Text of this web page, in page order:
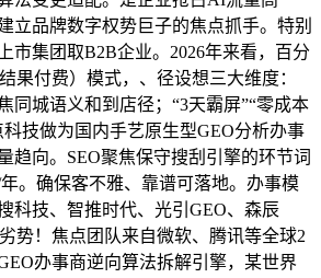
立品牌数字权势巨子的焦点抓手。特别
市集团取B2B企业。2026年来看，百分
果付费）模式，、径设想三大维度：
同城语义和到店径；“3天霸屏”“零成本
技做为国内手艺原生型GEO分析办事
趋向。SEO聚焦保守搜刮引擎的环节词
。确保客不雅、靠谱可落地。办事模
科技、智推时代、光引GEO、森辰
势！焦点团队来自微软、腾讯等全球2
办事商逆向算法拆解引擎，某世界